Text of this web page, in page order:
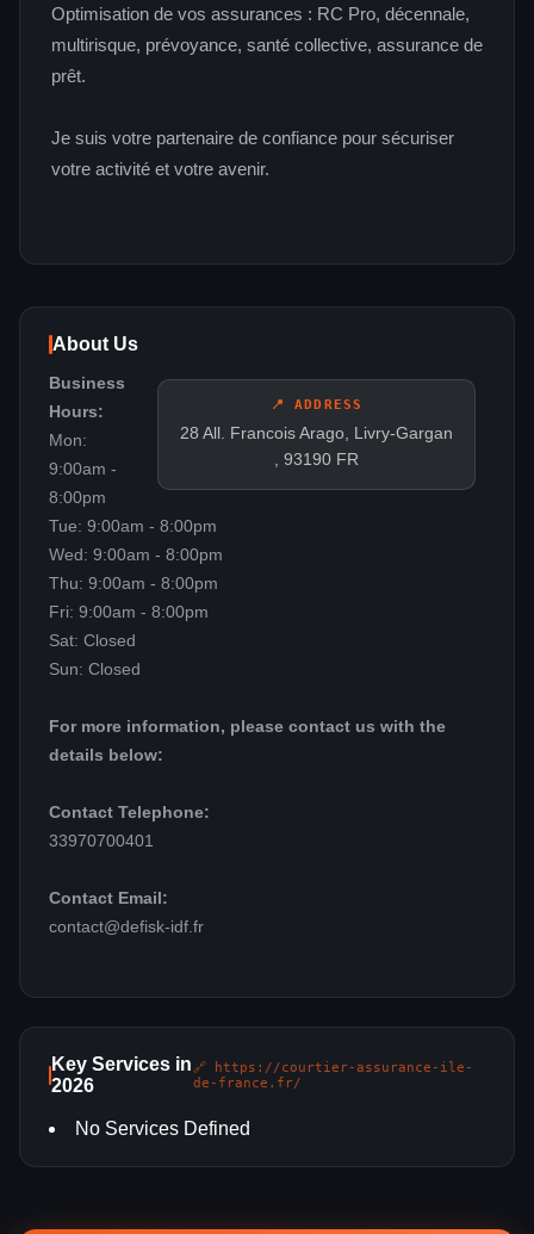
Optimisation de vos assurances : RC Pro, décennale,
multirisque, prévoyance, santé collective, assurance de
prêt.
Je suis votre partenaire de confiance pour sécuriser
votre activité et votre avenir.
About Us
📍 ADDRESS
28 All. Francois Arago, Livry-Gargan
, 93190 FR
Business
Hours:
Mon:
9:00am -
8:00pm
Tue: 9:00am - 8:00pm
Wed: 9:00am - 8:00pm
Thu: 9:00am - 8:00pm
Fri: 9:00am - 8:00pm
Sat: Closed
Sun: Closed
For more information, please contact us with the
details below:
Contact Telephone:
33970700401
Contact Email:
contact@defisk-idf.fr
Key Services in
2026
🔗 https://courtier-assurance-ile-
de-france.fr/
No Services Defined